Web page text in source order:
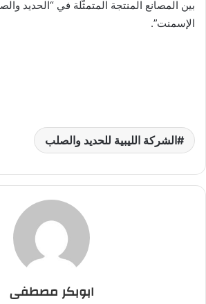
بين المصانع المنتجة المتمثّلة في “الحديد
الإسمنت”.
الشركة الليبية للحديد والصلب
ابوبكر مصطفى